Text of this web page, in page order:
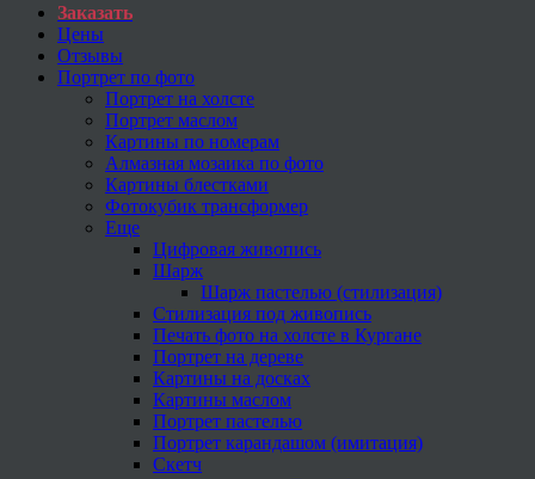
Заказать
Цены
Отзывы
Портрет по фото
Портрет на холсте
Портрет маслом
Картины по номерам
Алмазная мозаика по фото
Картины блестками
Фотокубик трансформер
Еще
Цифровая живопись
Шарж
Шарж пастелью (стилизация)
Стилизация под живопись
Печать фото на холсте в Кургане
Портрет на дереве
Картины на досках
Картины маслом
Портрет пастелью
Портрет карандашом (имитация)
Скетч